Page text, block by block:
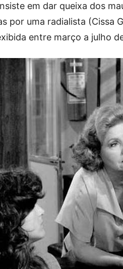
em dar queixa dos
por uma radialista (Cissa
entre março a julho